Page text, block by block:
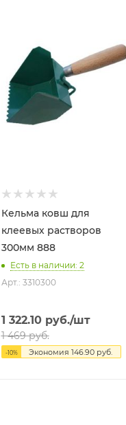
Кельма ковш для
клеевых растворов
300мм 888
Есть в наличии: 2
Арт.: 3310300
1 322.10руб./шт
1 469руб.
-10% Экономия 146.90руб.